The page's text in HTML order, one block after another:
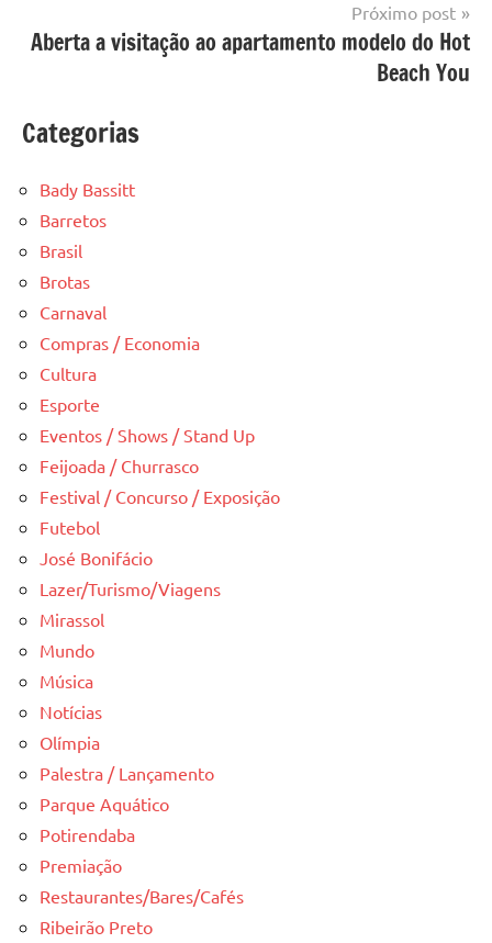
Próximo post
Aberta a visitação ao apartamento modelo do Hot
Beach You
Categorias
Bady Bassitt
Barretos
Brasil
Brotas
Carnaval
Compras / Economia
Cultura
Esporte
Eventos / Shows / Stand Up
Feijoada / Churrasco
Festival / Concurso / Exposição
Futebol
José Bonifácio
Lazer/Turismo/Viagens
Mirassol
Mundo
Música
Notícias
Olímpia
Palestra / Lançamento
Parque Aquático
Potirendaba
Premiação
Restaurantes/Bares/Cafés
Ribeirão Preto